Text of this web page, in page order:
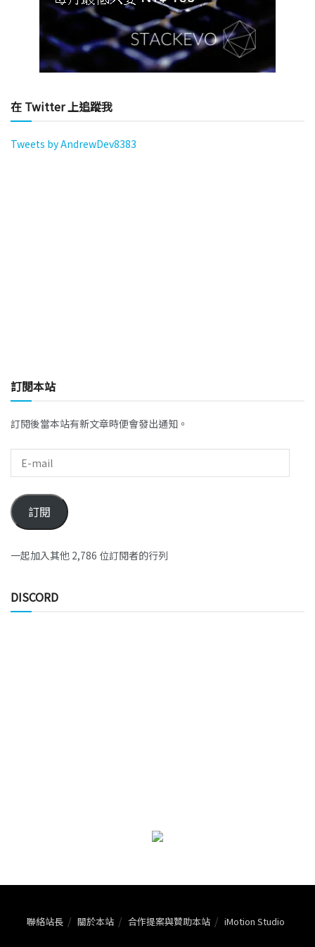
在 Twitter 上追蹤我
Tweets by AndrewDev8383
訂閱本站
訂閱後當本站有新文章時便會發出通知。
訂閱
一起加入其他 2,786 位訂閱者的行列
DISCORD
聯絡站長 關於本站 合作提案與贊助本站 iMotion Studio